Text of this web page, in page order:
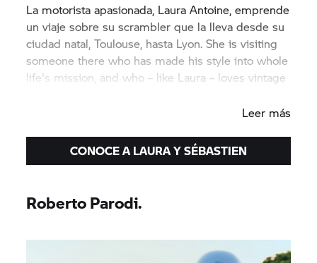
La motorista apasionada, Laura Antoine, emprende
un viaje sobre su scrambler que la lleva desde su
ciudad natal, Toulouse, hasta Lyon. She is visiting
someone there who has made his style into whole
life's mission, and who – like Laura – loves vintage
Leer más
CONOCE A LAURA Y SÉBASTIEN
Roberto Parodi.